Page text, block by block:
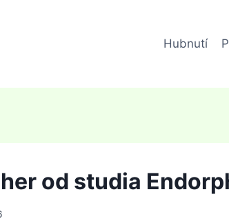
Hubnutí
od studia